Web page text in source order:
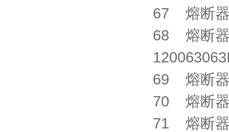
67 熔断
68 熔断器
69 熔断器
70 熔断
71 熔断器